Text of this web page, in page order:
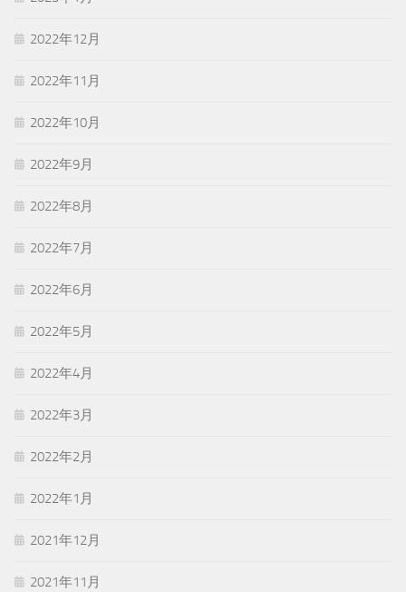
2022年12月
2022年11月
2022年10月
2022年9月
2022年8月
2022年7月
2022年6月
2022年5月
2022年4月
2022年3月
2022年2月
2022年1月
2021年12月
2021年11月